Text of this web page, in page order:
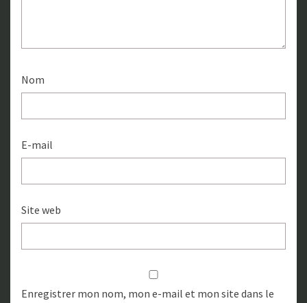
Nom
E-mail
Site web
Enregistrer mon nom, mon e-mail et mon site dans le